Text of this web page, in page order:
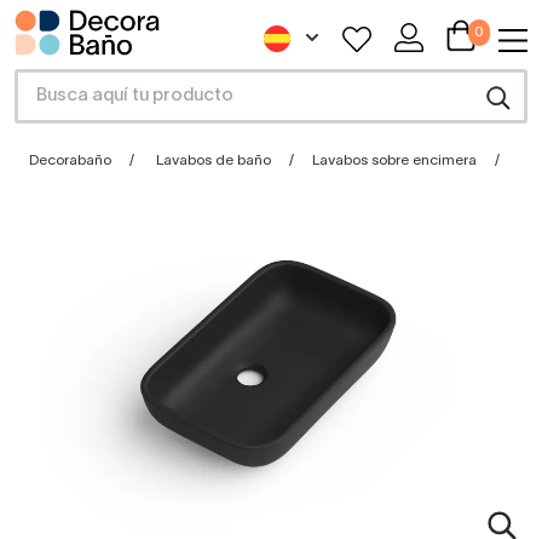
0
Decorabaño Lavabos de baño Lavabos sobre encimera